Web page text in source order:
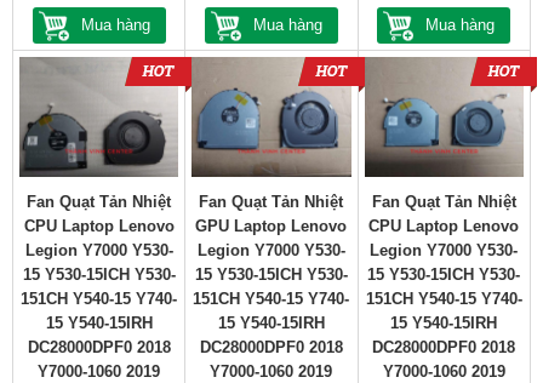
Mua hàng Mua hàng
Mua hàng
Fan Quạt Tản Nhiệt
CPU Laptop Lenovo
Legion Y7000 Y530-
15 Y530-15ICH Y530-
151CH Y540-15 Y740-
15 Y540-15IRH
DC28000DPF0 2018
Y7000-1060 2019
Fan Quạt Tản Nhiệt
GPU Laptop Lenovo
Legion Y7000 Y530-
15 Y530-15ICH Y530-
151CH Y540-15 Y740-
15 Y540-15IRH
DC28000DPF0 2018
Y7000-1060 2019
Fan Quạt Tản Nhiệt
CPU Laptop Lenovo
Legion Y7000 Y530-
15 Y530-15ICH Y530-
151CH Y540-15 Y740-
15 Y540-15IRH
DC28000DPF0 2018
Y7000-1060 2019